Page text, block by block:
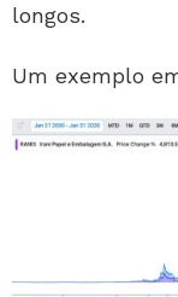
longos.
Um exemplo